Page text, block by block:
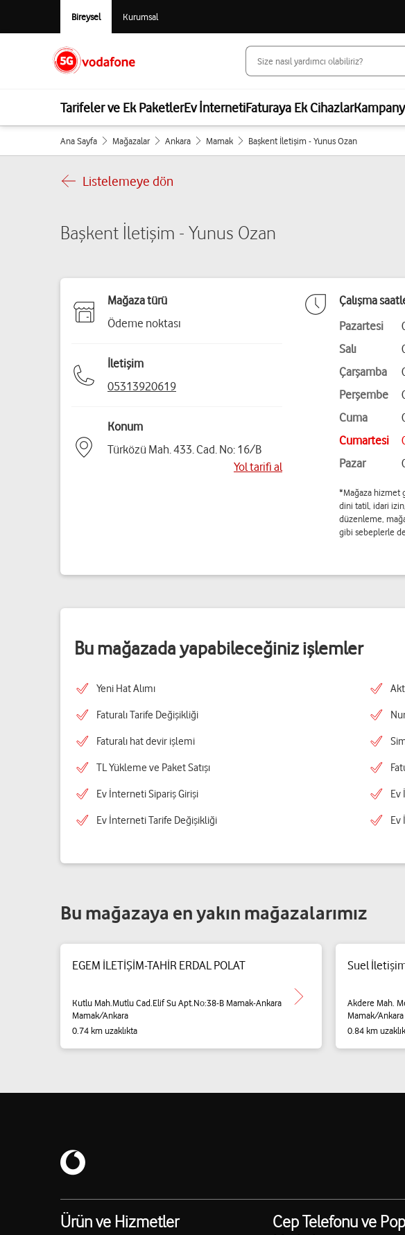
Bireysel Kurumsal
Tarifeler ve Ek PaketlerEv İnternetiFaturaya Ek Cihazlar
Ana Sayfa Mağazalar Ankara Mamak Başkent İletişim - Yunus Ozan
Listelemeye dön
Başkent İletişim - Yunus Ozan
Mağaza türü
Ödeme noktası
İletişim
05313920619
Konum
Türközü Mah. 433. Cad. No: 16/B
Yol tarifi al
Çalışma
Pazartesi
Salı
Çarşamba
Perşembe
Cuma
Cumartesi
Pazar
*Mağaza hizmet
dini tatil, idari
düzenleme,
gibi sebeplerle
Bu mağazada yapabileceğiniz işlemler
Yeni Hat Alımı
Faturalı Tarife Değişikliği
Faturalı hat devir işlemi
TL Yükleme ve Paket Satışı
Ev İnterneti Sipariş Girişi Ev
Ev İnterneti Tarife Değişikliği Ev
Bu mağazaya en yakın mağazalarımız
EGEM İLETİŞİM-TAHİR ERDAL POLAT
Kutlu Mah.Mutlu Cad.Elif Su Apt.No:38-B Mamak-Ankara
Mamak/Ankara
0.74 km uzaklıkta
Suel
Akdere Mah.
Mamak/Ankara
0.84 km
Ürün ve Hizmetler
Cep Telefonu ve